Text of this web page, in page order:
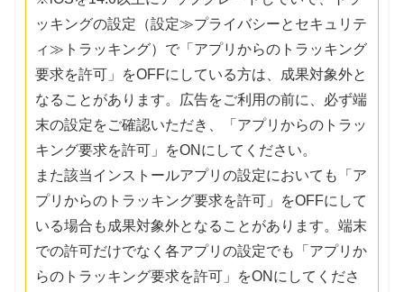
ッキングの設定（設定≫プライバシーとセキュリテ
ィ≫トラッキング）で「アプリからのトラッキング
要求を許可」をOFFにしている方は、成果対象外と
なることがあります。広告をご利用の前に、必ず端
末の設定をご確認いただき、「アプリからのトラッ
キング要求を許可」をONにしてください。
また該当インストールアプリの設定においても「ア
プリからのトラッキング要求を許可」をOFFにして
いる場合も成果対象外となることがあります。端末
での許可だけでなく各アプリの設定でも「アプリか
らのトラッキング要求を許可」をONにしてくださ